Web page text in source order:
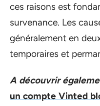
ces raisons est
survenance. Les
généralement en
temporaires et
A découvrir
un compte Vinted